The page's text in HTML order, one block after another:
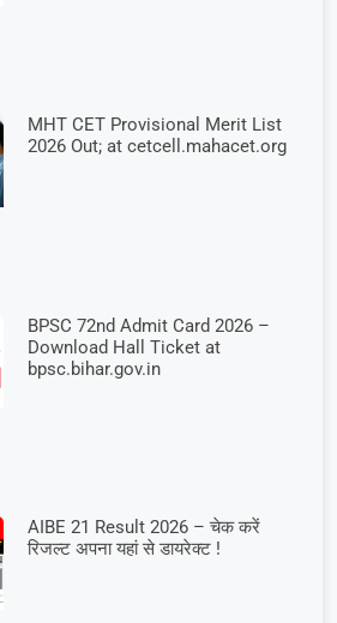
MHT CET Provisional Merit List
2026 Out; at cetcell.mahacet.org
BPSC 72nd Admit Card 2026 –
Download Hall Ticket at
bpsc.bihar.gov.in
AIBE 21 Result 2026 – चेक करें
रिजल्ट अपना यहां से डायरेक्ट !